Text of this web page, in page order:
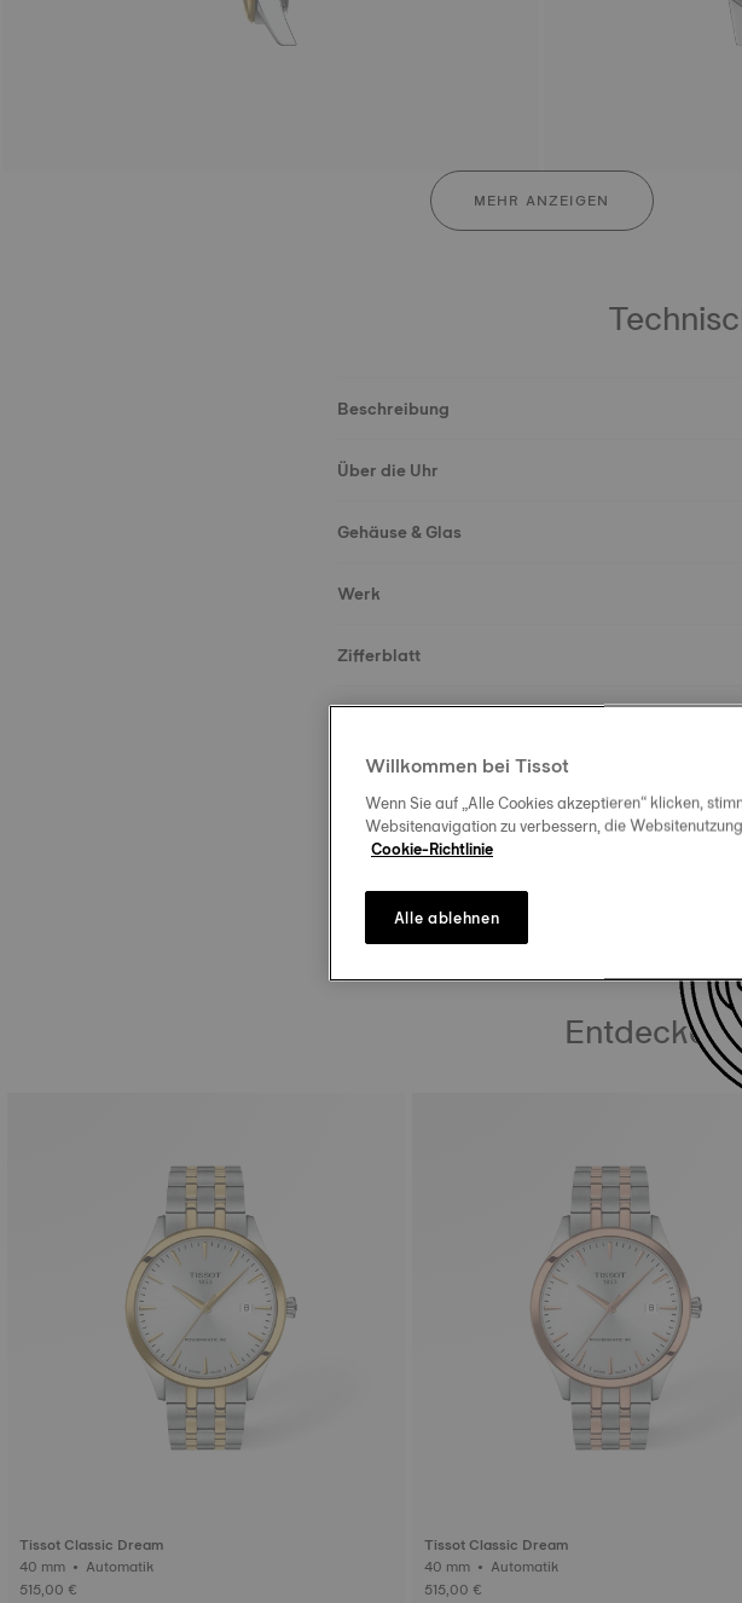
MEHR ANZEIGEN
Beschreibung
Über die Uhr
Gehäuse & Glas
Werk
Zifferblatt
Armband
Entdecken Sie unsere Anleitung zum Bestimmen
Entdecken
Tissot Classic Dream
40 mm • Automatik
515,00 €
Tissot Classic Dream
40 mm • Automatik
515,00 €
Willkommen bei Tissot
Wenn Sie auf „Alle Cookies akzeptieren“ klicken,
Websitenavigation zu verbessern, die
Cookie-Richtlinie
Alle ablehnen